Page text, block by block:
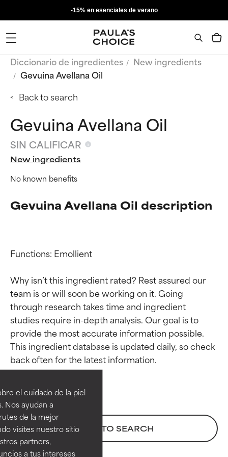
el cuidado de la piel
Nos ayudan a
de la mejor
visites nuestro sitio
partners,
a tus intereses
-15% en esenciales de verano
Diccionario de ingredientes
New ingredients
Gevuina Avellana Oil
Back to search
Gevuina Avellana Oil
SIN CALIFICAR
New ingredients
No known benefits
Gevuina Avellana Oil description
Functions: Emollient
Why isn’t this ingredient rated? Rest assured our
team is or will soon be working on it. Going
through research takes time and ingredient
studies require in-depth analysis. Our goal is to
provide the most accurate information possible.
This ingredient database is updated daily, so check
BACK TO SEARCH
Calificaciones de
ingredientes
EXCELENTE
Ingrediente sobresaliente con
beneficios reales para la piel. Su
Calificaciones de
ingredientes
EXCELENTE
Ingrediente sobresaliente con
beneficios reales para la piel. Su